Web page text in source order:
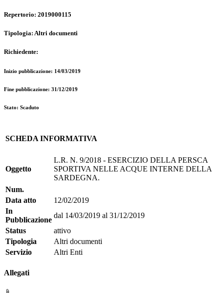
Repertorio: 2019000115
Tipologia: Altri documenti
Richiedente:
Inizio pubblicazione: 14/03/2019
Fine pubblicazione: 31/12/2019
Stato: Scaduto
SCHEDA INFORMATIVA
Oggetto
L.R. N. 9/2018 - ESERCIZIO DELLA PERSCA
SPORTIVA NELLE ACQUE INTERNE DELLA
SARDEGNA.
Num.
Data atto
12/02/2019
In
Pubblicazione
dal 14/03/2019 al 31/12/2019
Status
attivo
Tipologia
Altri documenti
Servizio
Altri Enti
Allegati